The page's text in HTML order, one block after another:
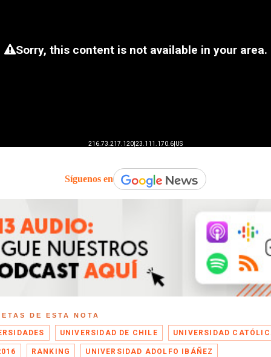
Síguenos en
DE ESTA NOTA
UNIVERSIDAD DE CHILE UNIVERSIDAD
RANKING UNIVERSIDAD ADOLFO IBÁÑEZ